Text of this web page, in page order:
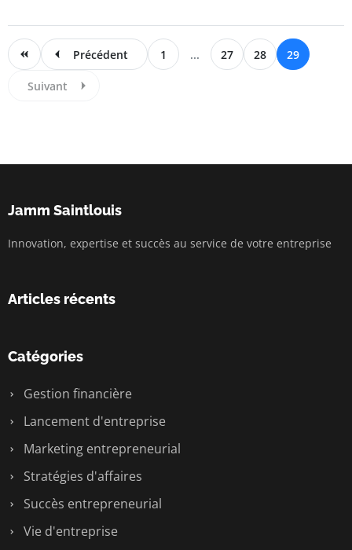
Précédent 1 ... 27 28 29
Suivant
Jamm Saintlouis
Innovation, expertise et succès au service de votre entreprise
Articles récents
Catégories
Gestion financière
Lancement d'entreprise
Marketing entrepreneurial
Stratégies d'affaires
Succès entrepreneurial
Vie d'entreprise